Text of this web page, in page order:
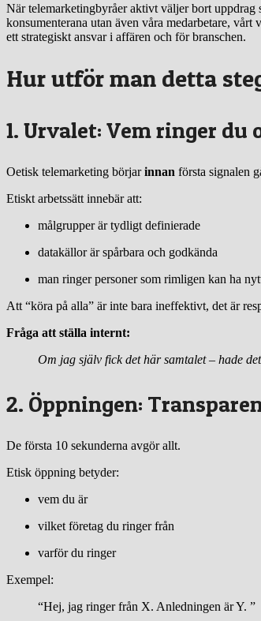
När telemarketingbyråer aktivt väljer bort
konsumenterana utan även våra medarbetare,
ett strategiskt ansvar i affären och för branschen.
Hur utför man detta
1. Urvalet: Vem ringer du
Oetisk telemarketing börjarinnan första signalen
Etiskt arbetssätt innebär att:
målgrupper är tydligt definierade
datakällor är spårbara och godkända
man ringer personer som rimligen kan ha
Att “köra på alla” är inte bara ineffektivt, det är
Fråga att ställa internt:
Om jag själv fick det här samtalet – hade
2. Öppningen:
De första 10 sekunderna avgör allt.
Etisk öppning betyder:
vem du är
vilket företag du ringer från
varför du ringer
Exempel:
“Hej, jag ringer från X. Anledningen är Y. ”